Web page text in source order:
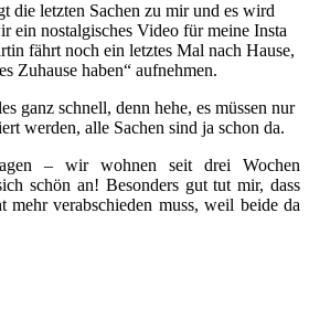
die letzten Sachen zu mir und es wird
ein nostalgisches Video für meine Insta
fährt noch ein letztes Mal nach Hause,
Zuhause haben“ aufnehmen.
ganz schnell, denn hehe, es müssen nur
werden, alle Sachen sind ja schon da.
– wir wohnen seit drei Wochen
schön an! Besonders gut tut mir, dass
mehr verabschieden muss, weil beide da